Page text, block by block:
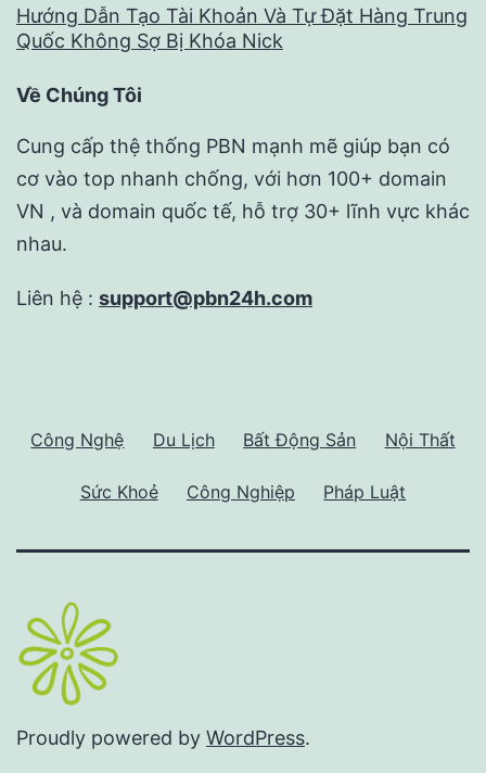
Hướng Dẫn Tạo Tài Khoản Và Tự Đặt Hàng Trung
Quốc Không Sợ Bị Khóa Nick
Về Chúng Tôi
Cung cấp thệ thống PBN mạnh mẽ giúp bạn có
cơ vào top nhanh chống, với hơn 100+ domain
VN , và domain quốc tế, hỗ trợ 30+ lĩnh vực khác
nhau.
Liên hệ : support@pbn24h.com
Công Nghệ Du Lịch Bất Động Sản Nội Thất
Sức Khoẻ Công Nghiệp Pháp Luật
Proudly powered by WordPress.